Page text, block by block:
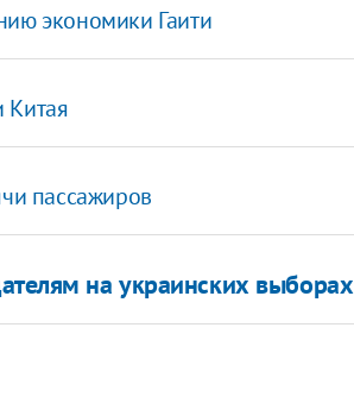
экономики Гаити
Китая
пассажиров
на украинских выборах